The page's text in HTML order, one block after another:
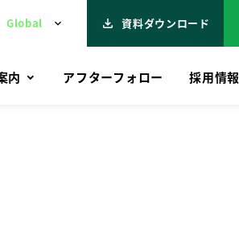
file_download 資料ダウンロード
内 アフターフォロー 採⽤情報